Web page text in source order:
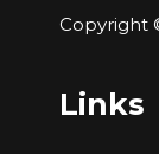
Copyright
Links